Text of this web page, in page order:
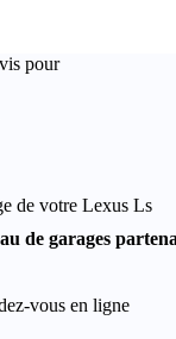
pour
de votre Lexus Ls
de garages
vous en ligne